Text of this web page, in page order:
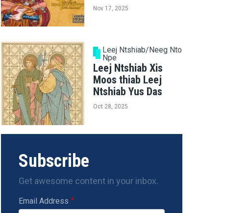
Nov 17, 2025
Leej Ntshiab/Neeg Nto
Npe
Leej Ntshiab Xis
Moos thiab Leej
Ntshiab Yus Das
Oct 28, 2025
Subscribe
Get awesome content in your inbox.
Email Address